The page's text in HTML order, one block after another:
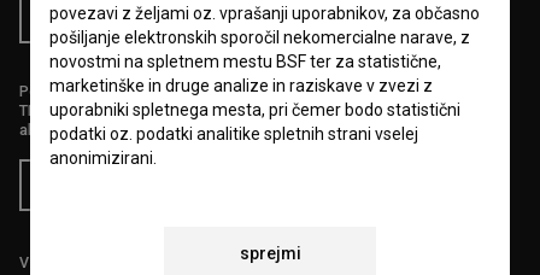
RSS novice RSS dogodki
Podprite nas z donacijo na
TRR: SI56 6100 0001 5706 684,
ali s kreditno kartico:
Vse cene vsebujejo DDV.
povezavi z željami oz. vprašanji uporabnikov, za občasno
pošiljanje elektronskih sporočil nekomercialne narave, z
novostmi na spletnem mestu BSF ter za statistične,
marketinške in druge analize in raziskave v zvezi z
uporabniki spletnega mesta, pri čemer bodo statistični
podatki oz. podatki analitike spletnih strani vselej
anonimizirani.
Zavodu Filmoteka, da uporablja elektronski poštni naslov
sprejmi